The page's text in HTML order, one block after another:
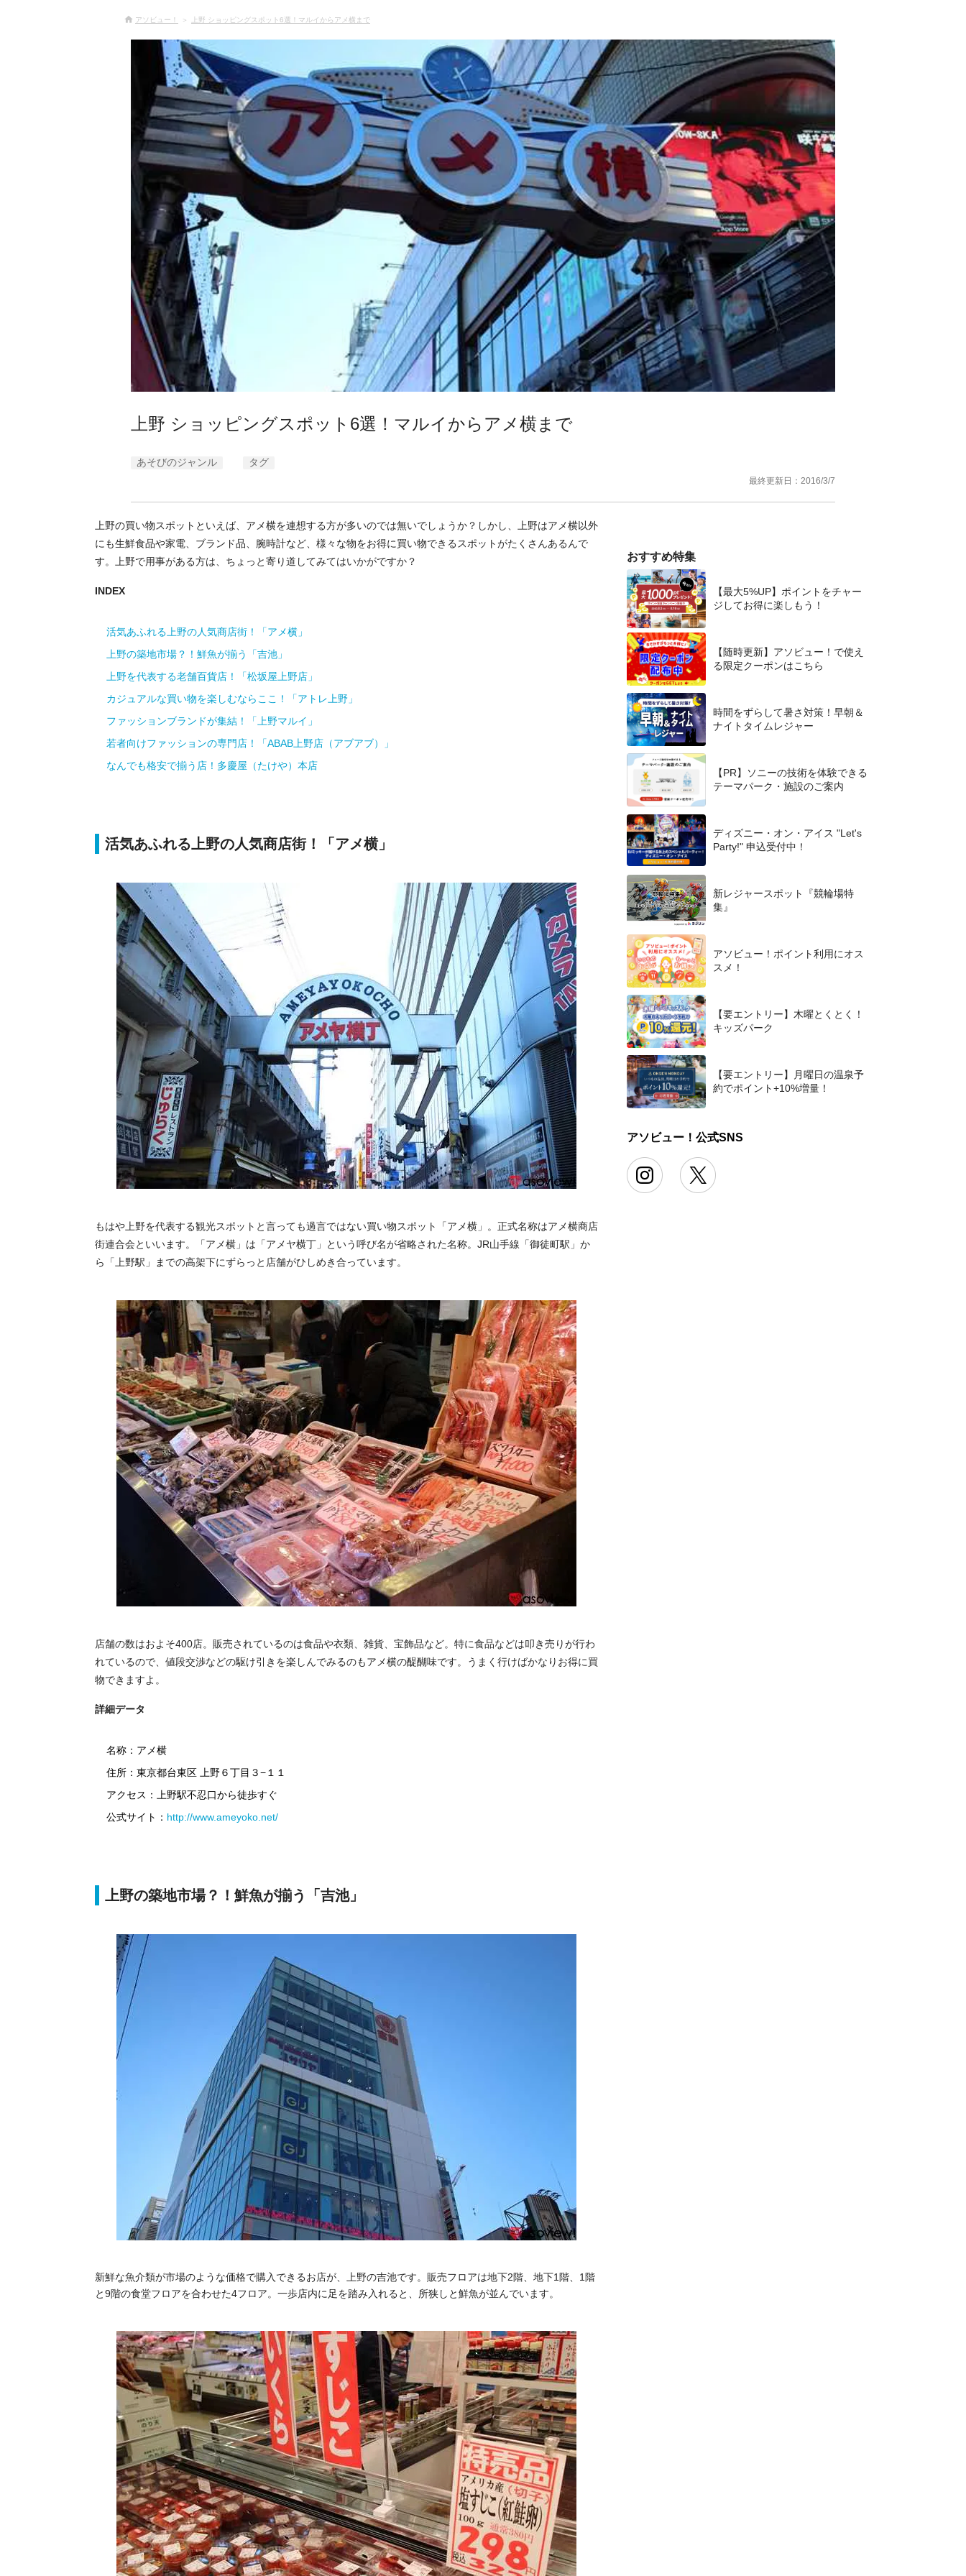
アソビュー！ 上野 ショッピングスポット6選！マルイからアメ横まで
上野 ショッピングスポット6選！マルイからアメ横まで
あそびのジャンル タグ
最終更新日： 2016/3/7
上野の買い物スポットといえば、アメ横を連想する方が多いのでは無いでしょうか？しかし、上野はアメ横以外
にも生鮮食品や家電、ブランド品、腕時計など、様々な物をお得に買い物できるスポットがたくさんあるんで
す。上野で用事がある方は、ちょっと寄り道してみてはいかがですか？
INDEX
活気あふれる上野の人気商店街！「アメ横」
上野の築地市場？！鮮魚が揃う「吉池」
上野を代表する老舗百貨店！「松坂屋上野店」
カジュアルな買い物を楽しむならここ！「アトレ上野」
ファッションブランドが集結！「上野マルイ」
若者向けファッションの専門店！「ABAB上野店（アブアブ）」
なんでも格安で揃う店！多慶屋（たけや）本店
活気あふれる上野の人気商店街！「アメ横」
もはや上野を代表する観光スポットと言っても過言ではない買い物スポット「アメ横」。正式名称はアメ横商店
街連合会といいます。「アメ横」は「アメヤ横丁」という呼び名が省略された名称。JR山手線「御徒町駅」か
ら「上野駅」までの高架下にずらっと店舗がひしめき合っています。
店舗の数はおよそ400店。販売されているのは食品や衣類、雑貨、宝飾品など。特に食品などは叩き売りが行わ
れているので、値段交渉などの駆け引きを楽しんでみるのもアメ横の醍醐味です。うまく行けばかなりお得に買
物できますよ。
詳細データ
名称：アメ横
住所：東京都台東区 上野６丁目３−１１
アクセス：上野駅不忍口から徒歩すぐ
公式サイト： http://www.ameyoko.net/
上野の築地市場？！鮮魚が揃う「吉池」
新鮮な魚介類が市場のような価格で購入できるお店が、上野の吉池です。販売フロアは地下2階、地下1階、1階
と9階の食堂フロアを合わせた4フロア。一歩店内に足を踏み入れると、所狭しと鮮魚が並んでいます。
おすすめ特集
【最大5%UP】ポイントをチャー
ジしてお得に楽しもう！
【随時更新】アソビュー！で使え
る限定クーポンはこちら
時間をずらして暑さ対策！早朝＆
ナイトタイムレジャー
【PR】ソニーの技術を体験できる
テーマパーク・施設のご案内
ディズニー・オン・アイス "Let's
Party!" 申込受付中！
新レジャースポット『競輪場特
集』
アソビュー！ポイント利用にオス
スメ！
【要エントリー】木曜とくとく！
キッズパーク
【要エントリー】月曜日の温泉予
約でポイント+10%増量！
アソビュー！公式SNS